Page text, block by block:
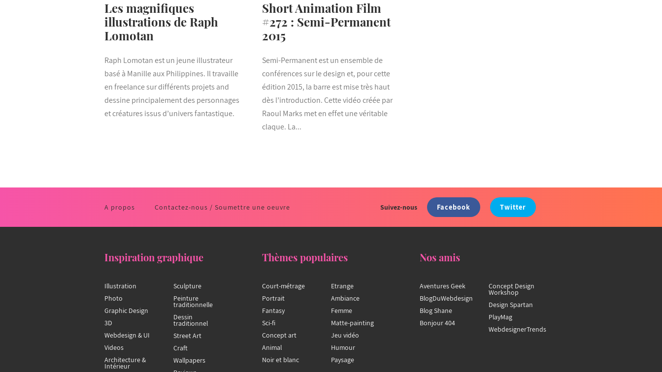
Les magnifiques
illustrations de Raph
Lomotan
Raph Lomotan est un jeune illustrateur
basé à Manille aux Philippines. Il travaille
en freelance sur différents projets and
dessine principalement des personnages
et créatures issus d’univers fantastique.
Short Animation Film
#272 : Semi-Permanent
2015
Semi-Permanent est un ensemble de
conférences sur le design et, pour cette
édition 2015, la barre est mise très haut
dès l’introduction. Cette vidéo créée par
Raoul Marks met en effet une véritable
claque. La...
A propos Contactez-nous / Soumettre une oeuvre Suivez-nous Facebook Twitter
Inspiration graphique
Illustration
Photo
Graphic Design
3D
Webdesign & UI
Videos
Architecture &
Intérieur
Sculpture
Peinture
traditionnelle
Dessin
traditionnel
Street Art
Craft
Wallpapers
Thèmes populaires
Court-métrage
Portrait
Fantasy
Sci-fi
Concept art
Animal
Noir et blanc
Etrange
Ambiance
Femme
Matte-painting
Jeu vidéo
Humour
Paysage
Nos amis
Aventures Geek
BlogDuWebdesign
Blog Shane
Bonjour 404
Concept Design
Workshop
Design Spartan
PlayMag
WebdesignerTrends